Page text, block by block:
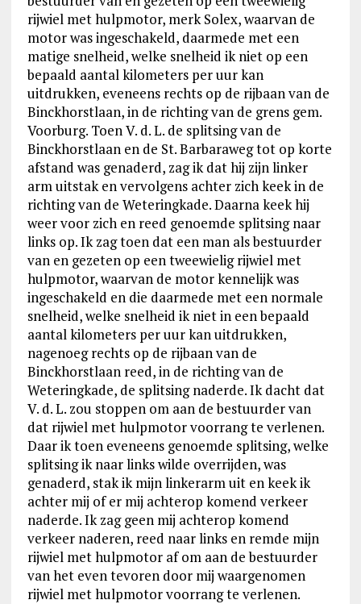
rijwiel met hulpmotor, merk Solex, waarvan de
motor was ingeschakeld, daarmede met een
matige snelheid, welke snelheid ik niet op een
bepaald aantal kilometers per uur kan
uitdrukken, eveneens rechts op de rijbaan van de
Binckhorstlaan, in de richting van de grens gem.
Voorburg. Toen V. d. L. de splitsing van de
Binckhorstlaan en de St. Barbaraweg tot op korte
afstand was genaderd, zag ik dat hij zijn linker
arm uitstak en vervolgens achter zich keek in de
richting van de Weteringkade. Daarna keek hij
weer voor zich en reed genoemde splitsing naar
links op. Ik zag toen dat een man als bestuurder
van en gezeten op een tweewielig rijwiel met
hulpmotor, waarvan de motor kennelijk was
ingeschakeld en die daarmede met een normale
snelheid, welke snelheid ik niet in een bepaald
aantal kilometers per uur kan uitdrukken,
nagenoeg rechts op de rijbaan van de
Binckhorstlaan reed, in de richting van de
Weteringkade, de splitsing naderde. Ik dacht dat
V. d. L. zou stoppen om aan de bestuurder van
dat rijwiel met hulpmotor voorrang te verlenen.
Daar ik toen eveneens genoemde splitsing, welke
splitsing ik naar links wilde overrijden, was
genaderd, stak ik mijn linkerarm uit en keek ik
achter mij of er mij achterop komend verkeer
naderde. Ik zag geen mij achterop komend
verkeer naderen, reed naar links en remde mijn
rijwiel met hulpmotor af om aan de bestuurder
van het even tevoren door mij waargenomen
rijwiel met hulpmotor voorrang te verlenen.